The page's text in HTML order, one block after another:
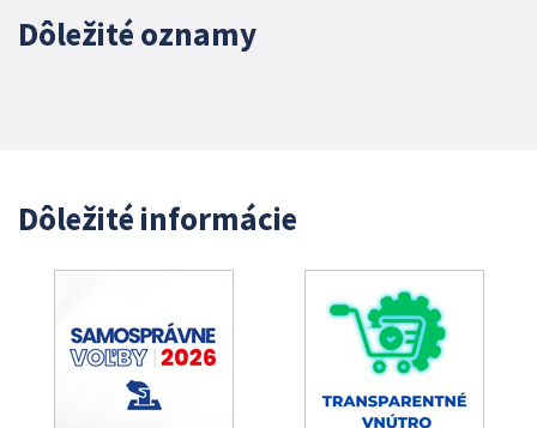
Dôležité oznamy
Dôležité informácie